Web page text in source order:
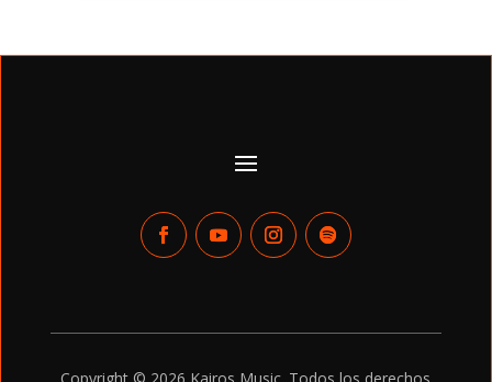
Copyright © 2026 Kairos Music. Todos los derechos